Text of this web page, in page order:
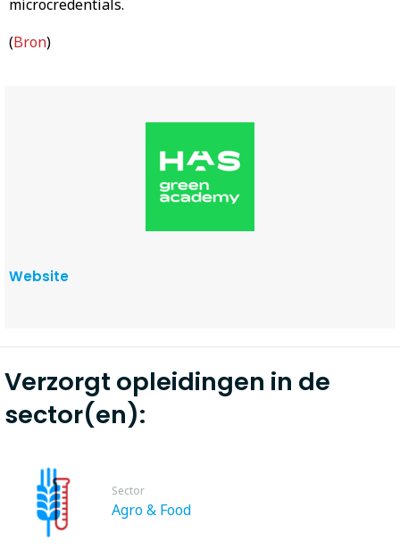
microcredentials.
(Bron)
Website
Verzorgt opleidingen in de
sector(en):
Sector
Agro & Food